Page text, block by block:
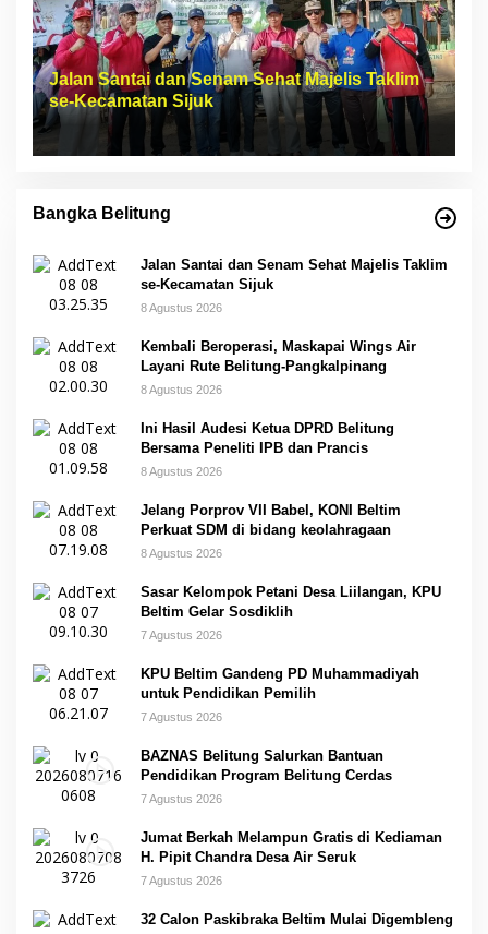
Jalan Santai dan Senam Sehat Majelis Taklim
se-Kecamatan Sijuk
Bangka Belitung
Jalan Santai dan Senam Sehat Majelis Taklim
se-Kecamatan Sijuk
8 Agustus 2026
Kembali Beroperasi, Maskapai Wings Air
Layani Rute Belitung-Pangkalpinang
8 Agustus 2026
Ini Hasil Audesi Ketua DPRD Belitung
Bersama Peneliti IPB dan Prancis
8 Agustus 2026
Jelang Porprov VII Babel, KONI Beltim
Perkuat SDM di bidang keolahragaan
8 Agustus 2026
Sasar Kelompok Petani Desa Liilangan, KPU
Beltim Gelar Sosdiklih
7 Agustus 2026
KPU Beltim Gandeng PD Muhammadiyah
untuk Pendidikan Pemilih
7 Agustus 2026
BAZNAS Belitung Salurkan Bantuan
Pendidikan Program Belitung Cerdas
7 Agustus 2026
Jumat Berkah Melampun Gratis di Kediaman
H. Pipit Chandra Desa Air Seruk
7 Agustus 2026
32 Calon Paskibraka Beltim Mulai Digembleng